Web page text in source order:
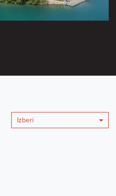
Izberi